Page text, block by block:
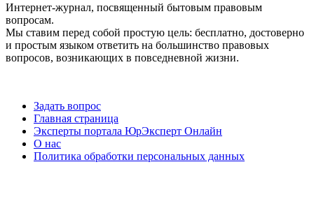
Интернет-журнал, посвященный бытовым правовым
вопросам.
Мы ставим перед собой простую цель: бесплатно, достоверно
и простым языком ответить на большинство правовых
вопросов, возникающих в повседневной жизни.
Задать вопрос
Главная страница
Эксперты портала ЮрЭксперт Онлайн
О нас
Политика обработки персональных данных